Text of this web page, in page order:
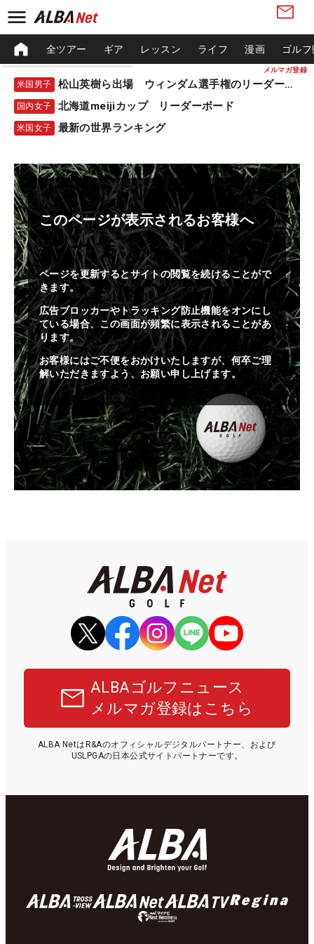
メルマガ登録
全ツアー ギア レッスン ライフ 漫画 ゴル
米国男子 松山英樹ら出場 ウィンダム選手権のリーダーボード
国内女子 北海道meijiカップ リーダーボード
米国女子 最新の世界ランキング
このページが表示されるお客様へ
ページを更新するとサイトの閲覧を続けることがで
きます。
広告ブロッカーやトラッキング防止機能をオンにし
ている場合、この画面が頻繁に表示されることがあ
ります。
お客様にはご不便をおかけいたしますが、何卒ご理
解いただきますよう、お願い申し上げます。
ALBAゴルフニュース
メルマガ登録はこちら
ALBA NetはR&Aのオフィシャルデジタルパートナー、および
USLPGAの日本公式サイトパートナーです。